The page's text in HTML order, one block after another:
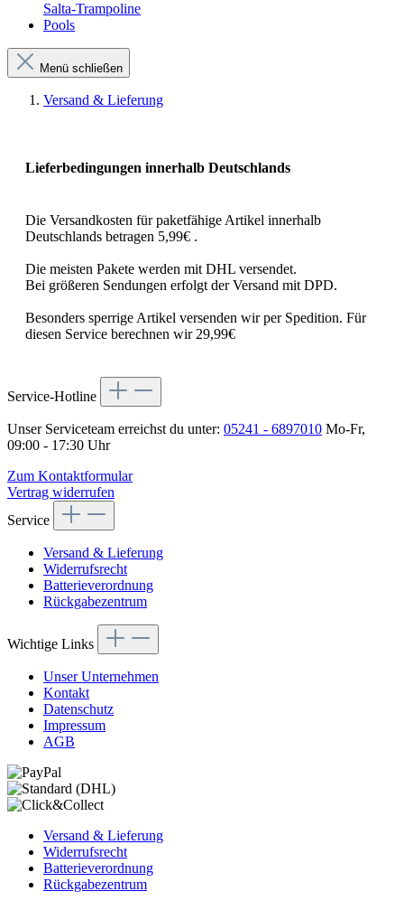
Salta-Trampoline
Pools
Menü schließen
Versand & Lieferung
Lieferbedingungen innerhalb Deutschlands
Die Versandkosten für paketfähige Artikel innerhalb
Deutschlands betragen 5,99€ .
Die meisten Pakete werden mit DHL versendet.
Bei größeren Sendungen erfolgt der Versand mit DPD.
Besonders sperrige Artikel versenden wir per Spedition. Für
diesen Service berechnen wir 29,99€
Service-Hotline
Unser Serviceteam erreichst du unter: 05241 - 6897010 Mo-Fr,
09:00 - 17:30 Uhr
Zum Kontaktformular
Vertrag widerrufen
Service
Versand & Lieferung
Widerrufsrecht
Batterieverordnung
Rückgabezentrum
Wichtige Links
Unser Unternehmen
Kontakt
Datenschutz
Impressum
AGB
Versand & Lieferung
Widerrufsrecht
Batterieverordnung
Rückgabezentrum